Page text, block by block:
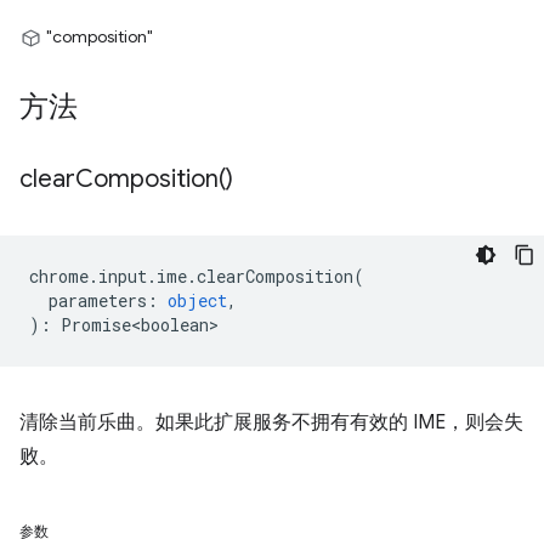
"composition"
方法
clearComposition()
chrome. input. ime.clearComposition(
parameters : object,
) : Promise<boolean>
清除当前乐曲。如果此扩展服务不拥有有效的 IME，则会失
败。
参数